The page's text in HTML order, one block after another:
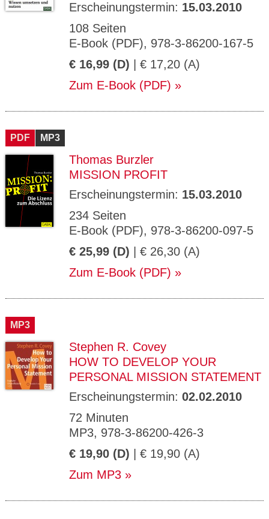
Erscheinungstermin: 15.03.2010
108 Seiten
E-Book (PDF), 978-3-86200-167-5
€ 16,99 (D) | € 17,20 (A)
Zum E-Book (PDF)
PDF MP3
Thomas Burzler
MISSION PROFIT
Erscheinungstermin: 15.03.2010
234 Seiten
E-Book (PDF), 978-3-86200-097-5
€ 25,99 (D) | € 26,30 (A)
Zum E-Book (PDF)
MP3
Stephen R. Covey
HOW TO DEVELOP YOUR
PERSONAL MISSION STATEMENT
Erscheinungstermin: 02.02.2010
72 Minuten
MP3, 978-3-86200-426-3
€ 19,90 (D) | € 19,90 (A)
Zum MP3